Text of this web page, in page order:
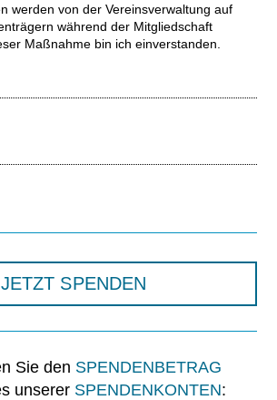
werden von der Vereinsverwaltung auf
während der Mitgliedschaft
Maßnahme bin ich einverstanden.
JETZT SPENDEN
Sie den SPENDENBETRAG
unserer SPENDENKONTEN: